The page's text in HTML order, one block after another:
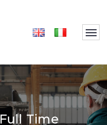
Full Time